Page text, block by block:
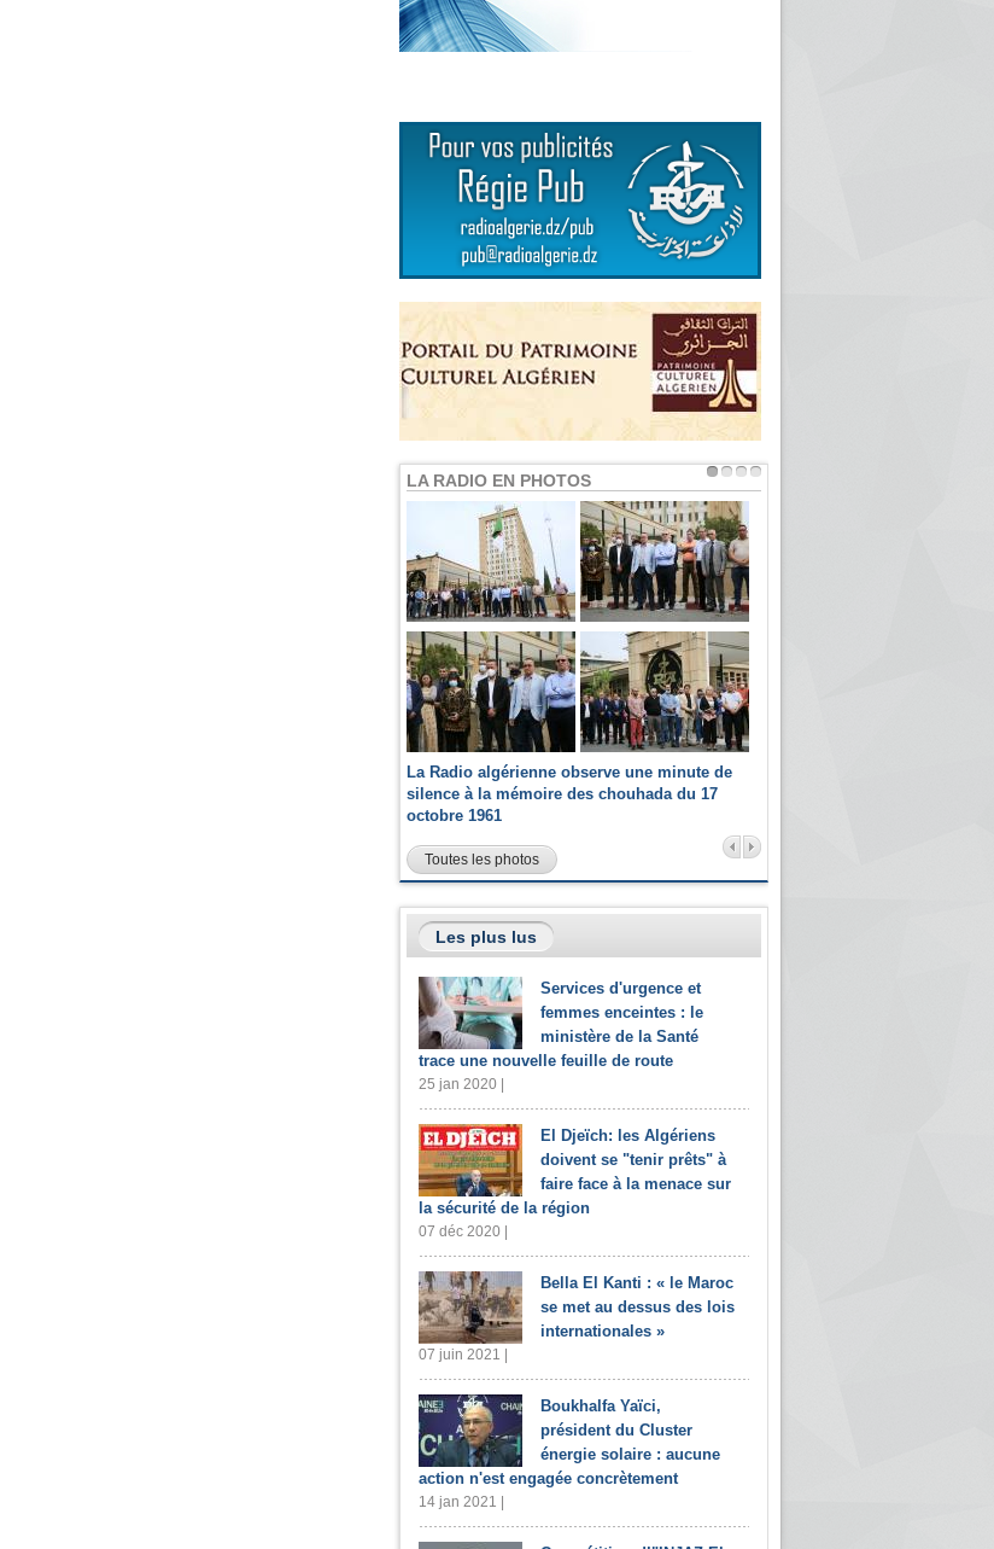
LA RADIO EN PHOTOS
La Radio algérienne observe une minute de
silence à la mémoire des chouhada du 17
octobre 1961
Toutes les photos
Les plus lus
Services d'urgence et
femmes enceintes : le
ministère de la Santé
trace une nouvelle feuille de route
25 jan 2020 |
El Djeïch: les Algériens
doivent se "tenir prêts" à
faire face à la menace sur
la sécurité de la région
07 déc 2020 |
Bella El Kanti : « le Maroc
se met au dessus des lois
internationales »
07 juin 2021 |
Boukhalfa Yaïci,
président du Cluster
énergie solaire : aucune
action n'est engagée concrètement
14 jan 2021 |